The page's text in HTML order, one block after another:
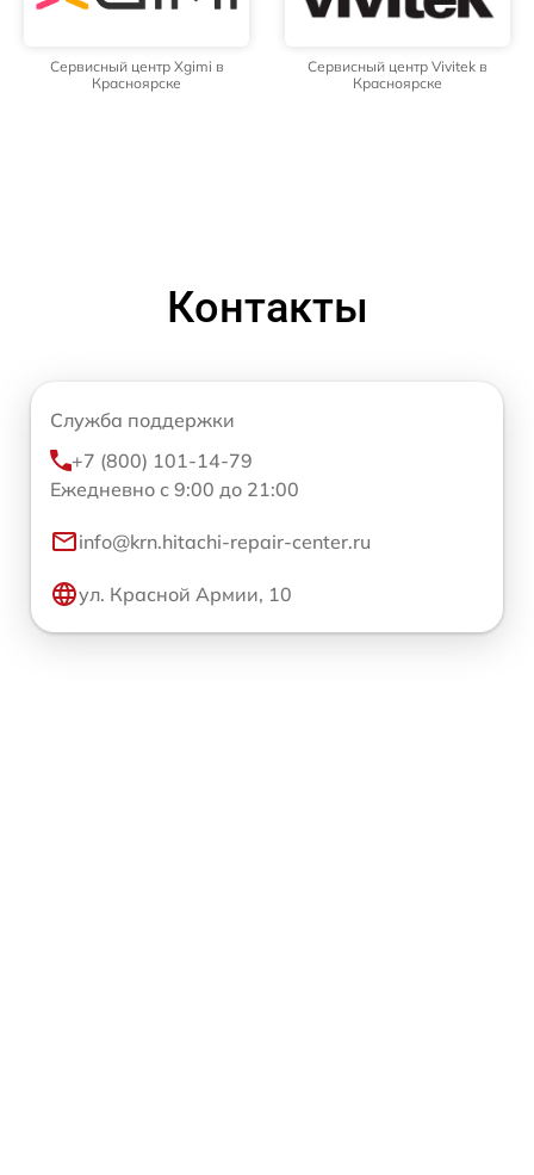
Сервисный центр Xgimi в
Красноярске
Сервисный центр Vivitek в
Красноярске
Контакты
Служба поддержки
+7 (800) 101-14-79
Ежедневно с 9:00 до 21:00
info@krn.hitachi-repair-center.ru
ул. Красной Армии, 10